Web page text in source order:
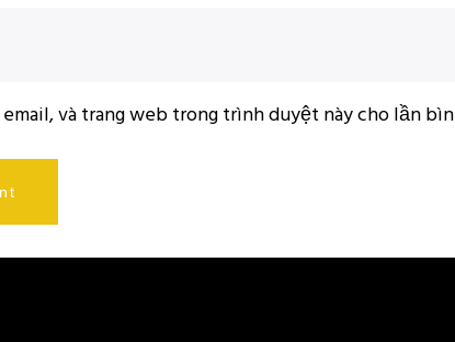
và trang web trong trình duyệt này cho lần